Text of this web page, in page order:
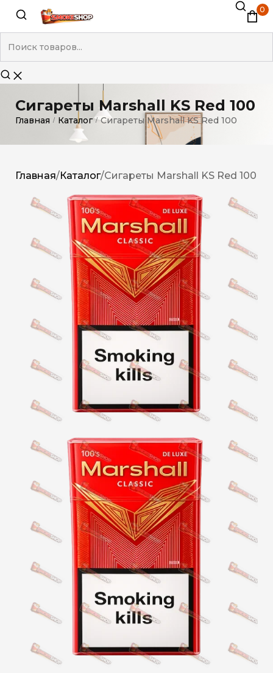
0
Сигареты Marshall KS Red 100
Главная / Каталог / Сигареты Marshall KS Red 100
Главная/Каталог/Сигареты Marshall KS Red 100